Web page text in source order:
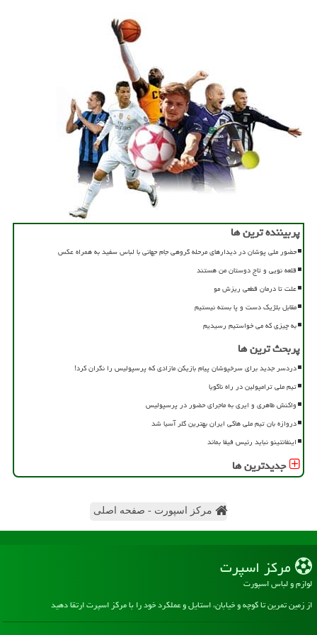
پربیننده ترین ها
حضور ملی پوشان در دیدارهای مرحله گروهی جام جهانی با لباس سفید به همراه عکس
قلعه نویی و تاج دوستان من هستند
علت تا درمان قطعی ریزش مو
مقابل بلژیک دست و پا بسته نیستیم
به چیزی که می خواستیم رسیدیم
پربحث ترین ها
دردسر جدید برای سرخپوشان پیام بازیکن مازادی که پرسپولیس را نگران کرد!
تیم ملی ترامپولین در راه ناگویا
واکنش طاهری و ایری به ماجرای حضور در پرسپولیس
دروازه بان تیم ملی هاکی ایران بهترین گلر آسیا شد
اینفانتینو نباید رئیس فیفا بماند
جدیدترین ها
مرکز اسپورت - صفحه اصلی
مركز اسپرت
لوازم و لباس اسپورت
از زمین تمرین تا کوچه و خیابان، استایل و عملکرد خود را با مرکز اسپرت ارتقا دهید